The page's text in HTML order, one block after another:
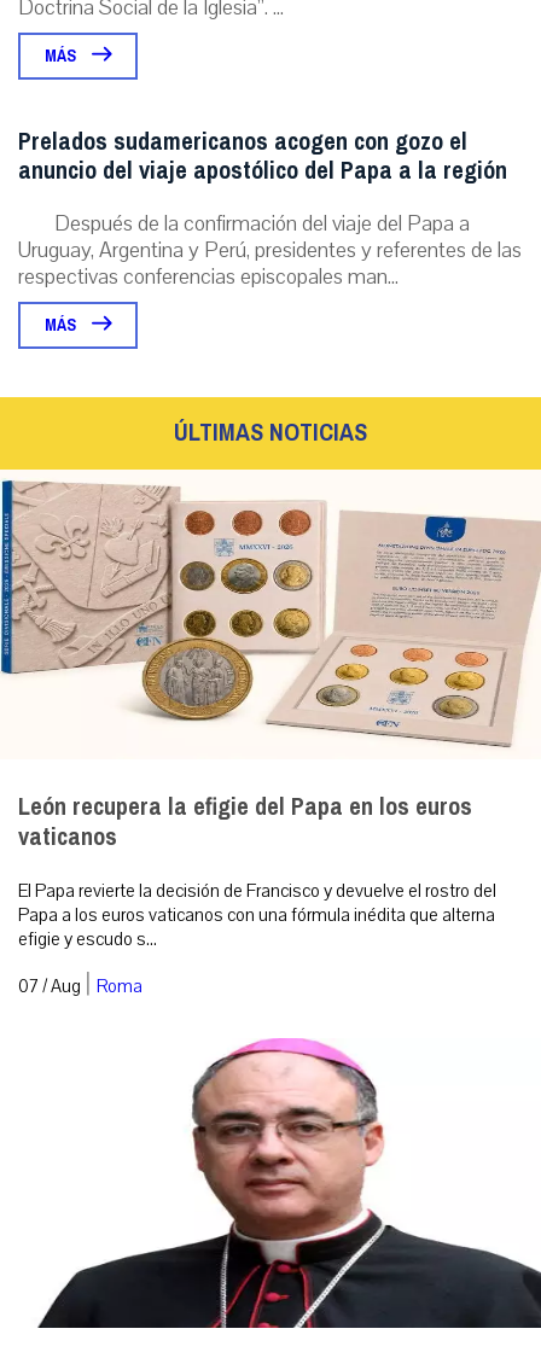
Doctrina Social de la Iglesia”. ...
MÁS
Prelados sudamericanos acogen con gozo el
anuncio del viaje apostólico del Papa a la región
Después de la confirmación del viaje del Papa a
Uruguay, Argentina y Perú, presidentes y referentes de las
respectivas conferencias episcopales man...
MÁS
ÚLTIMAS NOTICIAS
León recupera la efigie del Papa en los euros
vaticanos
El Papa revierte la decisión de Francisco y devuelve el rostro del
Papa a los euros vaticanos con una fórmula inédita que alterna
efigie y escudo s...
07 / Aug | Roma